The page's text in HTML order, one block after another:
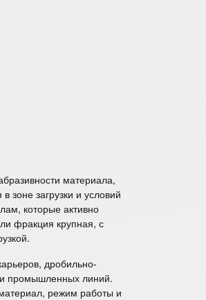
материала,
зоне загрузки и условий
которые активно
фракция крупная, с
дробильно-
и промышленных линий.
режим работы и